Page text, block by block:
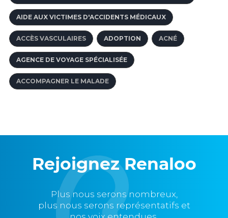
AIDE AUX VICTIMES D'ACCIDENTS MÉDICAUX
ACCÈS VASCULAIRES ADOPTION ACNÉ
AGENCE DE VOYAGE SPÉCIALISÉE
ACCOMPAGNER LE MALADE
Rejoignez Renaloo
Plus nous serons nombreux,
plus nous serons représentatifs et